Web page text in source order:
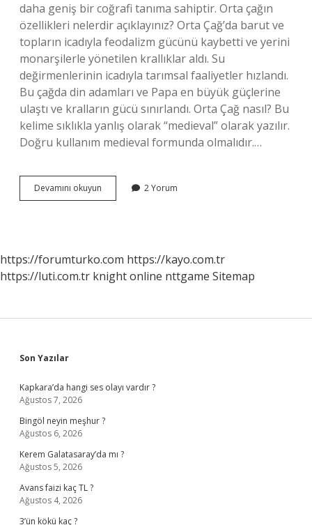
daha geniş bir coğrafi tanıma sahiptir. Orta çağın
özellikleri nelerdir açıklayınız? Orta Çağ’da barut ve
topların icadıyla feodalizm gücünü kaybetti ve yerini
monarşilerle yönetilen krallıklar aldı. Su
değirmenlerinin icadıyla tarımsal faaliyetler hızlandı.
Bu çağda din adamları ve Papa en büyük güçlerine
ulaştı ve kralların gücü sınırlandı. Orta Çağ nasıl? Bu
kelime sıklıkla yanlış olarak “medieval” olarak yazılır.
Doğru kullanım medieval formunda olmalıdır.…
Devamını okuyun
Çağ
2 Yorum
https://forumturko.com https://kayo.com.tr
https://luti.com.tr knight online nttgame Sitemap
Sidebar
Son Yazılar
Kapkara’da hangi ses olayı vardır ?
Ağustos 7, 2026
Bingöl neyin meşhur ?
Ağustos 6, 2026
Kerem Galatasaray’da mı ?
Ağustos 5, 2026
Avans faizi kaç TL ?
Ağustos 4, 2026
3’ün kökü kaç ?